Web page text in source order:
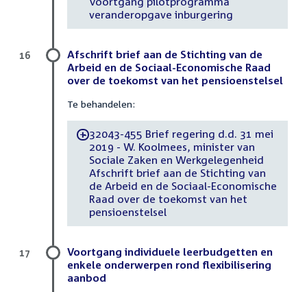
veranderopgave inburgering
Afschrift brief aan de Stichting van de
Arbeid en de Sociaal-Economische Raad
over de toekomst van het pensioenstelsel
Te behandelen:
-32043-455 Brief regering d.d. 31 mei
2019 - W. Koolmees, minister van
Sociale Zaken en Werkgelegenheid
Afschrift brief aan de Stichting van
de Arbeid en de Sociaal-Economische
Raad over de toekomst van het
pensioenstelsel
16
Voortgang individuele leerbudgetten en
enkele onderwerpen rond flexibilisering
aanbod
17